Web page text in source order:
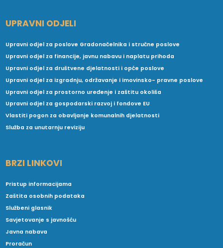
UPRAVNI ODJELI
Upravni odjel za poslove Gradonačelnika i stručne poslove
Upravni odjel za financije, javnu nabavu i naplatu prihoda
Upravni odjel za društvene djelatnosti i opće poslove
Upravni odjel za izgradnju, održavanje i imovinsko- pravne poslove
Upravni odjel za prostorno uređenje i zaštitu okoliša
Upravni odjel za gospodarski razvoj i fondove EU
Vlastiti pogon za obavljanje komunalnih djelatnosti
Služba za unutarnju reviziju
BRZI LINKOVI
Pristup informacijama
Zaštita osobnih podataka
Službeni glasnik
Savjetovanje s javnošću
Javna nabava
Proračun